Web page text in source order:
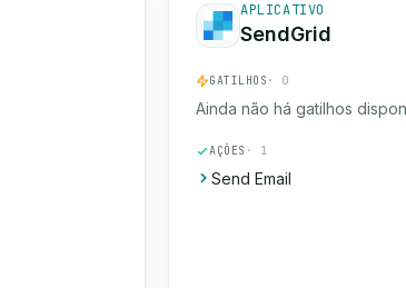
APLICATIVO
SendGrid
GATILHOS · 0
Ainda não há gatilhos
AÇÕES · 1
Send Email